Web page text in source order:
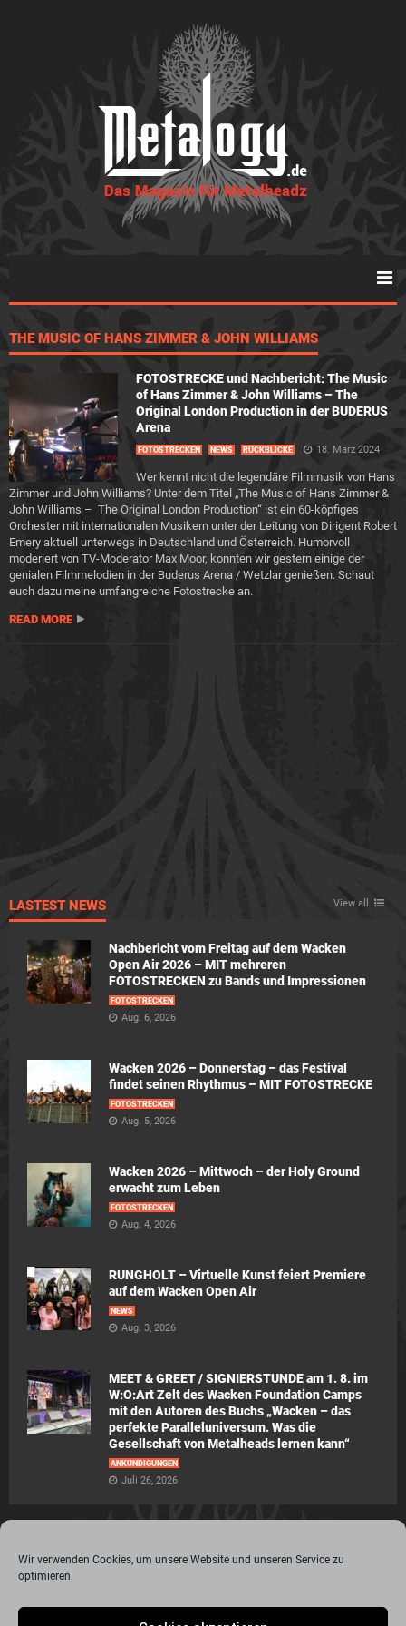
Wir verwenden Cookies, um unsere Website und unseren Service zu
optimieren.
THE MUSIC OF HANS ZIMMER & JOHN WILLIAMS
FOTOSTRECKE und Nachbericht: The Music
of Hans Zimmer & John Williams – The
Original London Production in der BUDERUS
Arena
FOTOSTRECKEN NEWS RÜCKBLICKE 18. März 2024
Wer kennt nicht die legendäre Filmmusik von Hans
Zimmer und John Williams? Unter dem Titel „The Music of Hans Zimmer &
John Williams – The Original London Production“ ist ein 60-köpfiges
Orchester mit internationalen Musikern unter der Leitung von Dirigent Robert
Emery aktuell unterwegs in Deutschland und Österreich. Humorvoll
moderiert von TV-Moderator Max Moor, konnten wir gestern einige der
genialen Filmmelodien in der Buderus Arena / Wetzlar genießen. Schaut
euch dazu meine umfangreiche Fotostrecke an.
READ MORE
LASTEST NEWS View all
Nachbericht vom Freitag auf dem Wacken
Open Air 2026 – MIT mehreren
FOTOSTRECKEN zu Bands und Impressionen
FOTOSTRECKEN
Aug. 6, 2026
Wacken 2026 – Donnerstag – das Festival
findet seinen Rhythmus – MIT FOTOSTRECKE
FOTOSTRECKEN
Aug. 5, 2026
Wacken 2026 – Mittwoch – der Holy Ground
erwacht zum Leben
FOTOSTRECKEN
Aug. 4, 2026
RUNGHOLT – Virtuelle Kunst feiert Premiere
auf dem Wacken Open Air
NEWS
Aug. 3, 2026
MEET & GREET / SIGNIERSTUNDE am 1. 8. im
W:O:Art Zelt des Wacken Foundation Camps
mit den Autoren des Buchs „Wacken – das
perfekte Paralleluniversum. Was die
Gesellschaft von Metalheads lernen kann“
ANKÜNDIGUNGEN
Juli 26, 2026